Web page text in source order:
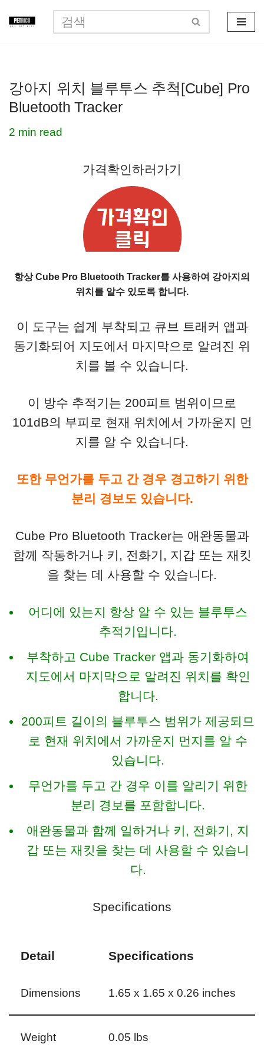
로
건
너
강아지 위치 블루투스 추척[Cube] Pro
Bluetooth Tracker
2 min read
가격확인하러가기
항상 Cube Pro Bluetooth Tracker를 사용하여 강아지의
위치를 알수 있도록 합니다.
이 도구는 쉽게 부착되고 큐브 트래커 앱과
동기화되어 지도에서 마지막으로 알려진 위
치를 볼 수 있습니다.
이 방수 추적기는 200피트 범위이므로
101dB의 부피로 현재 위치에서 가까운지 먼
지를 알 수 있습니다.
또한 무언가를 두고 간 경우 경고하기 위한
분리 경보도 있습니다.
Cube Pro Bluetooth Tracker는 애완동물과
함께 작동하거나 키, 전화기, 지갑 또는 재킷
을 찾는 데 사용할 수 있습니다.
어디에 있는지 항상 알 수 있는 블루투스
추적기입니다.
부착하고 Cube Tracker 앱과 동기화하여
지도에서 마지막으로 알려진 위치를 확인
합니다.
200피트 길이의 블루투스 범위가 제공되므
로 현재 위치에서 가까운지 먼지를 알 수
있습니다.
무언가를 두고 간 경우 이를 알리기 위한
분리 경보를 포함합니다.
애완동물과 함께 일하거나 키, 전화기, 지
갑 또는 재킷을 찾는 데 사용할 수 있습니
다.
Specifications
Detail Specifications
Dimensions 1.65 x 1.65 x 0.26 inches
Weight 0.05 lbs